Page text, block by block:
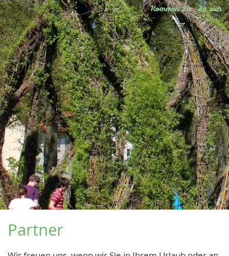
Kommen Sie. Zu sich
Partner